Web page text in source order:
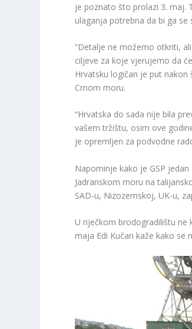
je poznato što prolazi 3. maj.
ulaganja potrebna da bi ga
“Detalje ne možemo otkriti,
ciljeve za koje vjerujemo da
Hrvatsku logičan je put
Crnom moru.
“Hrvatska do sada nije bila
vašem tržištu, osim ove
je opremljen za podvodne
Napominje kako je GSP
Jadranskom moru na
SAD-u, Nizozemskoj, UK-u,
U riječkom brodogradilištu ne
maja Edi Kučan kaže kako se